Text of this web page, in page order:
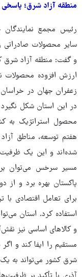
منطقه آزاد شرق؛
رئیس مجمع
سایر محصولات صادراتی
و گفت: منطقه آزاد شرق
ارزش افزوده محصولات
زعفران جهان در
در این استان شکل
محصول استراتژیک به
هفتم توسعه، مناطق
شده‌اند و این یک
مسیر سرخس می‌توان
پاکستان بهره برد و از
برای تعامل اقتصادی با
استفاده کرد. استان
و کالاهای اساسی نیز
مستقیم را ایفا کند و
شرق کشور می‌تواند به